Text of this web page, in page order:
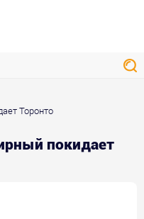
Торонто
покидает